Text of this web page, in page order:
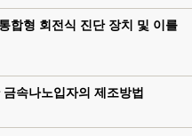
합형 회전식 진단 장치 및 이를
속나노입자의 제조방법